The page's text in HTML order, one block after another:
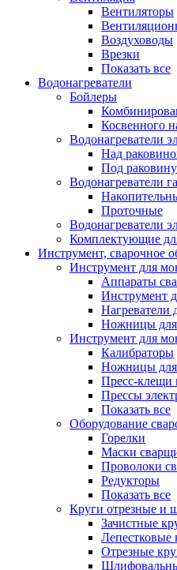
Вентиляторы
Воздуховоды
Врезки
Показать все
Водонагреватели
Бойлеры
Косвенного
Водонагреватели
Над
Под раковину
Водонагреватели
Проточные
Водонагреватели
Комплектующие
Инструмент, сварочное
Инструмент для
Аппараты
Инструмент
Нагреватели
Ножницы для
Инструмент для
Калибраторы
Ножницы для
Пресс-клещи
Прессы
Показать все
Оборудование
Горелки
Маски
Проволоки
Редукторы
Показать все
Круги отрезные и
Зачистные
Лепестковые
Отрезные